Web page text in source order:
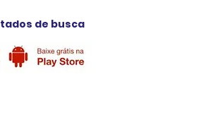
de busca